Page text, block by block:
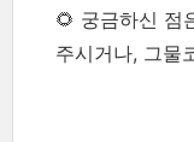
🌻 궁금하신 점
주시거나, 그물